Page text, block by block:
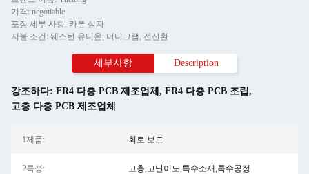
가격: negotiable
포장 세부 사항: 카튼 상자
지불 조건: 웨스턴 유니온, 머니그램, 전신환
세부사항 Description
강조하다: FR4 다층 PCB 제조업체 , FR4 다층 PCB 조립,
고층 다층 PCB 제조업체
1제품: 회로 보드
2특성: 고층,고난이도,특수소재,특수공정